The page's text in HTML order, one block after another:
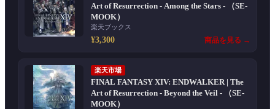
Art of Resurrection - Among the Stars - （SE-
MOOK）
楽天ブックス
¥3,300 商品を見る →
楽天市場
FINAL FANTASY XIV: ENDWALKER | The
Art of Resurrection - Beyond the Veil - （SE-
MOOK）